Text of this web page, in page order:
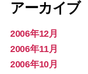
アーカイブ
2006年12月
2006年11月
2006年10月